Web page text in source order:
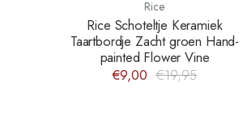
Rice
Rice Schoteltje Keramiek
Taartbordje Zacht groen Hand-
painted Flower Vine
€9,00 €19,95